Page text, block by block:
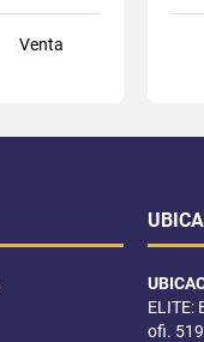
Venta
ELITE:
ofi.